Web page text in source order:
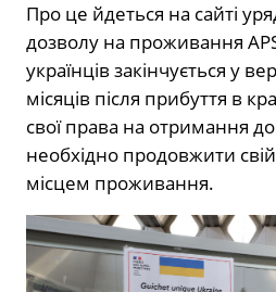
Про це йдеться на сайті
дозволу на проживання
українців закінчується у
місяців після прибуття в
свої права на отримання
необхідно продовжити
місцем проживання.